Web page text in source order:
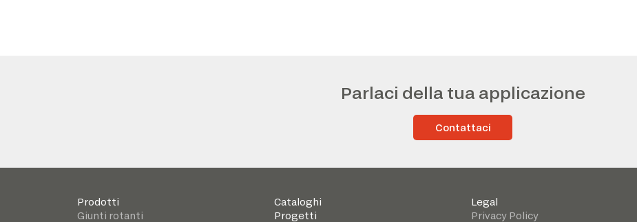
Parlaci della tua applicazione
Contattaci
Prodotti
Giunti rotanti
Cataloghi
Progetti
Legal
Privacy Policy